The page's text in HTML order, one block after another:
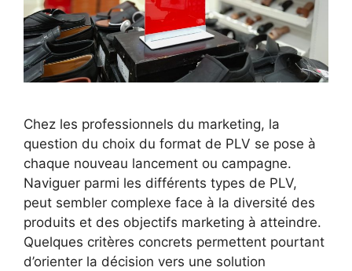
Chez les professionnels du marketing, la
question du choix du format de PLV se pose à
chaque nouveau lancement ou campagne.
Naviguer parmi les différents types de PLV,
peut sembler complexe face à la diversité des
produits et des objectifs marketing à atteindre.
Quelques critères concrets permettent pourtant
d’orienter la décision vers une solution